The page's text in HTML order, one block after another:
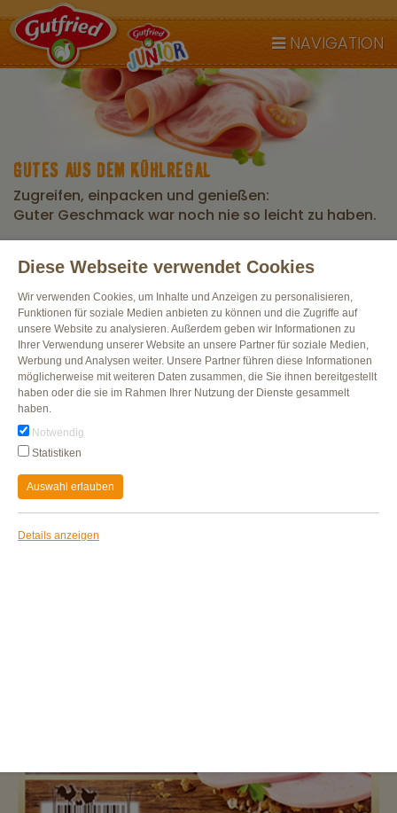
NAVIGATION
GUTES AUS DEM KÜHLREGAL
Zugreifen, einpacken und genießen:
Guter Geschmack war noch nie so leicht zu haben.
Diese Webseite verwendet Cookies
Wir verwenden Cookies, um Inhalte und Anzeigen zu personalisieren,
Funktionen für soziale Medien anbieten zu können und die Zugriffe auf
unsere Website zu analysieren. Außerdem geben wir Informationen zu
Ihrer Verwendung unserer Website an unsere Partner für soziale Medien,
Werbung und Analysen weiter. Unsere Partner führen diese Informationen
möglicherweise mit weiteren Daten zusammen, die Sie ihnen bereitgestellt
haben oder die sie im Rahmen Ihrer Nutzung der Dienste gesammelt
haben.
Notwendig
Statistiken
Auswahl erlauben
Details anzeigen